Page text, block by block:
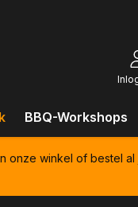
BBQ-Workshops
onze winkel of bestel